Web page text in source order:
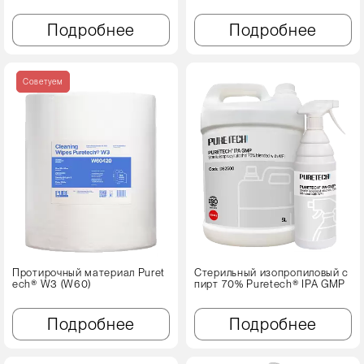
Подробнее Подробнее
Советуем
Протирочный материал Puret
ech® W3 (W60)
Подробнее
Стерильный изопропиловый с
пирт 70% Puretech® IPA GMP
Подробнее